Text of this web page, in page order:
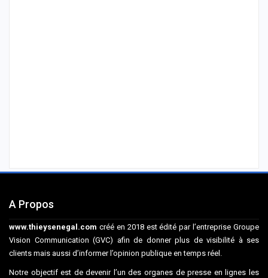
A Propos
www.thieysenegal.com créé en 2018 est édité par l’entreprise Groupe
Vision Communication (GVC) afin de donner plus de visibilité à ses
clients mais aussi d’informer l’opinion publique en temps réel.
Notre objectif est de devenir l’un des organes de presse en lignes les